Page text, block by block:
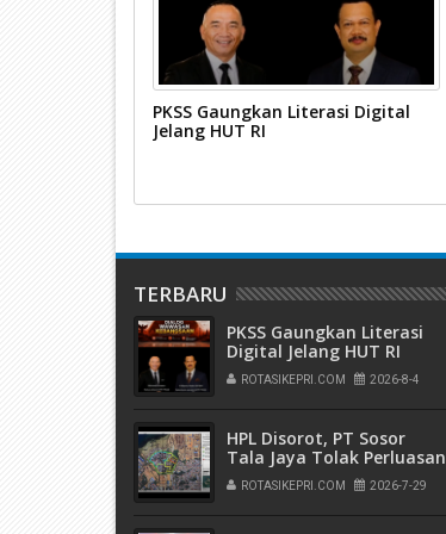
PKSS Gaungkan Literasi Digital
Jelang HUT RI
TERBARU
PKSS Gaungkan Literasi
Digital Jelang HUT RI
ROTASIKEPRI.COM 2026-8-4
HPL Disorot, PT Sosor
Tala Jaya Tolak Perluasan
Kampung Tua
ROTASIKEPRI.COM 2026-7-29